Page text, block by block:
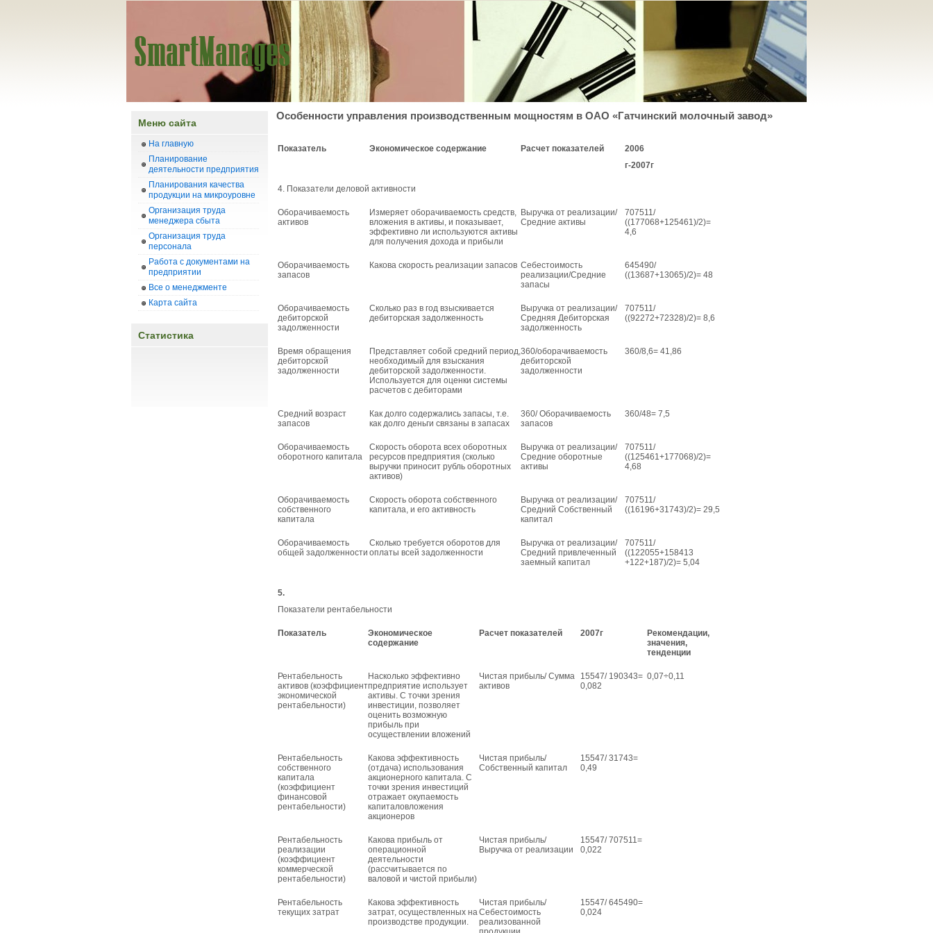
Меню сайта
На главную
Планирование
деятельности предприятия
Планирования качества
продукции на микроуровне
Организация труда
менеджера сбыта
Организация труда
персонала
Работа с документами на
предприятии
Все о менеджменте
Карта сайта
Статистика
Особенности управления производственным мощностям в ОАО «Гатчинский молочный завод»
Показатель Экономическое содержание Расчет показателей
2006
г-2007г
4. Показатели деловой активности
Оборачиваемость
активов
Измеряет оборачиваемость средств,
вложения в активы, и показывает,
эффективно ли используются активы
для получения дохода и прибыли
Выручка от реализации/
Средние активы
707511/
((177068+125461)/2)=
4,6
Оборачиваемость
запасов
Какова скорость реализации запасов Себестоимость
реализации/Средние
запасы
645490/
((13687+13065)/2)= 48
Оборачиваемость
дебиторской
задолженности
Сколько раз в год взыскивается
дебиторская задолженность
Выручка от реализации/
Средняя Дебиторская
задолженность
707511/
((92272+72328)/2)= 8,6
Время обращения
дебиторской
задолженности
Представляет собой средний период,
необходимый для взыскания
дебиторской задолженности.
Используется для оценки системы
расчетов с дебиторами
360/оборачиваемость
дебиторской
задолженности
360/8,6= 41,86
Средний возраст
запасов
Как долго содержались запасы, т.е.
как долго деньги связаны в запасах
360/ Оборачиваемость
запасов
360/48= 7,5
Оборачиваемость
оборотного капитала
Скорость оборота всех оборотных
ресурсов предприятия (сколько
выручки приносит рубль оборотных
активов)
Выручка от реализации/
Средние оборотные
активы
707511/
((125461+177068)/2)=
4,68
Оборачиваемость
собственного
капитала
Скорость оборота собственного
капитала, и его активность
Выручка от реализации/
Средний Собственный
капитал
707511/
((16196+31743)/2)= 29,5
Оборачиваемость
общей задолженности
Сколько требуется оборотов для
оплаты всей задолженности
Выручка от реализации/
Средний привлеченный
заемный капитал
707511/
((122055+158413
+122+187)/2)= 5,04
5.
Показатели рентабельности
Показатель
Экономическое
содержание
Расчет показателей 2007г
Рекомендации,
значения,
тенденции
Рентабельность
активов (коэффициент
экономической
рентабельности)
Насколько эффективно
предприятие использует
активы. С точки зрения
инвестиции, позволяет
оценить возможную
прибыль при
осуществлении вложений
Чистая прибыль/ Сумма
активов
15547/ 190343=
0,082
0,07÷0,11
Рентабельность
собственного
капитала
(коэффициент
финансовой
рентабельности)
Какова эффективность
(отдача) использования
акционерного капитала. С
точки зрения инвестиций
отражает окупаемость
капиталовложения
акционеров
Чистая прибыль/
Собственный капитал
15547/ 31743=
0,49
Рентабельность
реализации
(коэффициент
коммерческой
рентабельности)
Какова прибыль от
операционной
деятельности
(рассчитывается по
валовой и чистой прибыли)
Чистая прибыль/
Выручка от реализации
15547/ 707511=
0,022
Рентабельность
текущих затрат
Какова эффективность
затрат, осуществленных на
производстве продукции.
Чистая прибыль/
Себестоимость
реализованной
15547/ 645490=
0,024